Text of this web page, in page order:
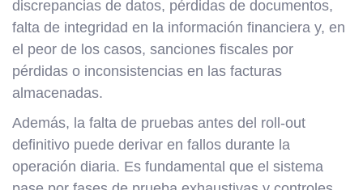
discrepancias de datos, pérdidas de documentos,
falta de integridad en la información financiera y, en
el peor de los casos, sanciones fiscales por
pérdidas o inconsistencias en las facturas
almacenadas.
Además, la falta de pruebas antes del roll-out
definitivo puede derivar en fallos durante la
operación diaria. Es fundamental que el sistema